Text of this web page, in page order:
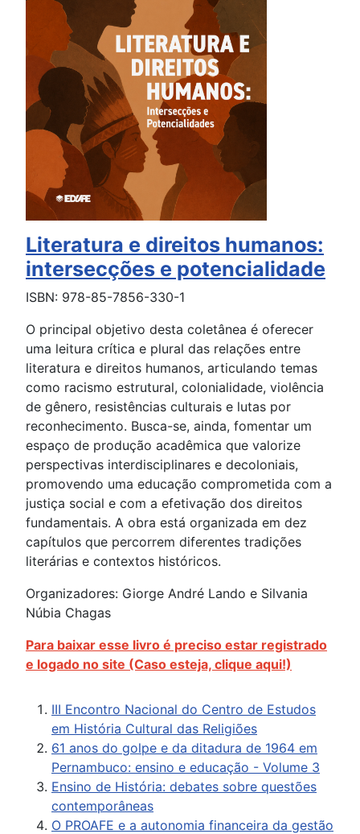
Literatura e direitos humanos:
intersecções e potencialidade
ISBN: 978-85-7856-330-1
O principal objetivo desta coletânea é oferecer
uma leitura crítica e plural das relações entre
literatura e direitos humanos, articulando temas
como racismo estrutural, colonialidade, violência
de gênero, resistências culturais e lutas por
reconhecimento. Busca-se, ainda, fomentar um
espaço de produção acadêmica que valorize
perspectivas interdisciplinares e decoloniais,
promovendo uma educação comprometida com a
justiça social e com a efetivação dos direitos
fundamentais. A obra está organizada em dez
capítulos que percorrem diferentes tradições
literárias e contextos históricos.
Organizadores: Giorge André Lando e Silvania
Núbia Chagas
Para baixar esse livro é preciso estar registrado
e logado no site (Caso esteja, clique aqui!)
III Encontro Nacional do Centro de Estudos
em História Cultural das Religiões
61 anos do golpe e da ditadura de 1964 em
Pernambuco: ensino e educação - Volume 3
Ensino de História: debates sobre questões
contemporâneas
O PROAFE e a autonomia financeira da gestão